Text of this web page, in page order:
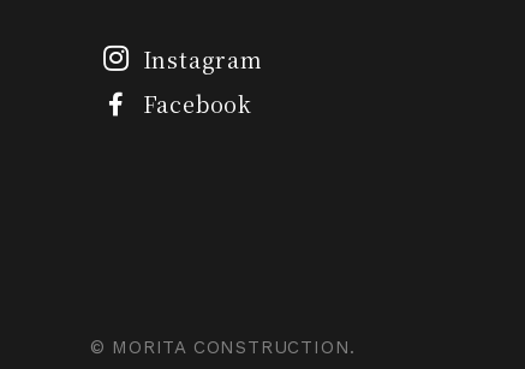
Instagram
Facebook
© MORITA CONSTRUCTION.